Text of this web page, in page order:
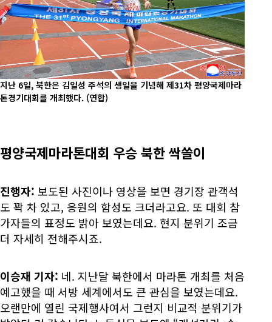
지난 6일, 북한은 김일성 주석의 생일을 기념해 제31차 평양국제마라
톤경기대회를 개최했다. (연합)
평양국제마라톤대회 우승 북한 싹쓸이
진행자: 보도된 사진이나 영상을 보면 경기장 관객석
도 꽉 차 있고, 응원의 함성도 크더라고요. 또 대회 참
가자들의 표정도 밝아 보였는데요. 현지 분위기 조금
더 자세히 전해주시죠.
이승재 기자: 네. 지난달 북한에서 마라톤 개최를 처음
예고했을 때 서방 세계에서도 큰 관심을 보였는데요.
오랜만에 열린 국제행사여서 그런지 비교적 분위기가